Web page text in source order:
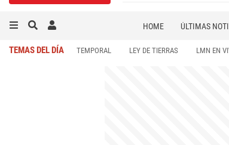
HOME ÚLTIMAS
TEMAS DEL DÍA TEMPORAL LEY DE TIERRAS LMN EN